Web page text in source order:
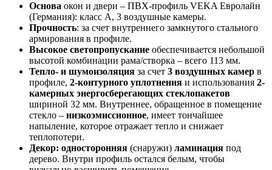
Основа окон и двери – ПВХ-профиль VEKA Евролайн
(Германия): класс А, 3 воздушные камеры.
Прочность: за счет внутреннего замкнутого стального
армирования в профиле.
Высокое светопропускание обеспечивается небольшой
высотой комбинации рама/створка – всего 113 мм.
Тепло- и шумоизоляция за счет 3 воздушных камер в
профиле, 2-контурного уплотнения и использования 2-
камерных энергосберегающих стеклопакетов
шириной 32 мм. Внутреннее, обращенное в помещение
стекло – низкоэмиссионное, имеет тончайшее
напыление, которое отражает тепло и снижает
теплопотери.
Декор: односторонняя (снаружи) ламинация под
дерево. Внутри профиль остался белым, чтобы